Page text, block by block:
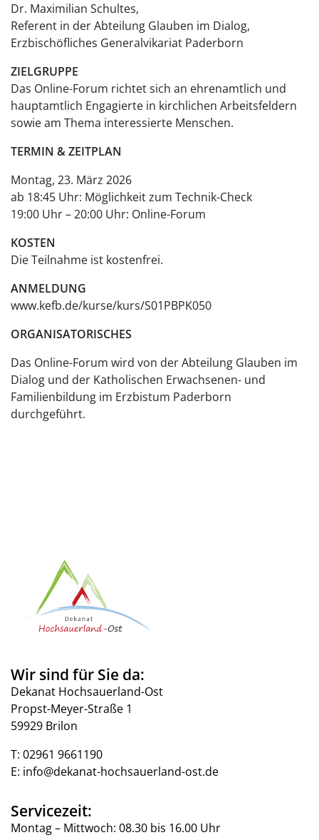
Dr. Maximilian Schultes,
Referent in der Abteilung Glauben im Dialog,
Erzbischöfliches Generalvikariat Paderborn
ZIELGRUPPE
Das Online-Forum richtet sich an ehrenamtlich und
hauptamtlich Engagierte in kirchlichen Arbeitsfeldern
sowie am Thema interessierte Menschen.
TERMIN & ZEITPLAN
Montag, 23. März 2026
ab 18:45 Uhr: Möglichkeit zum Technik-Check
19:00 Uhr – 20:00 Uhr: Online-Forum
KOSTEN
Die Teilnahme ist kostenfrei.
ANMELDUNG
www.kefb.de/kurse/kurs/S01PBPK050
ORGANISATORISCHES
Das Online-Forum wird von der Abteilung Glauben im
Dialog und der Katholischen Erwachsenen- und
Familienbildung im Erzbistum Paderborn
durchgeführt.
Wir sind für Sie da:
Dekanat Hochsauerland-Ost
Propst-Meyer-Straße 1
59929 Brilon
T: 02961 9661190
E: info@dekanat-hochsauerland-ost.de
Servicezeit:
Montag – Mittwoch: 08.30 bis 16.00 Uhr